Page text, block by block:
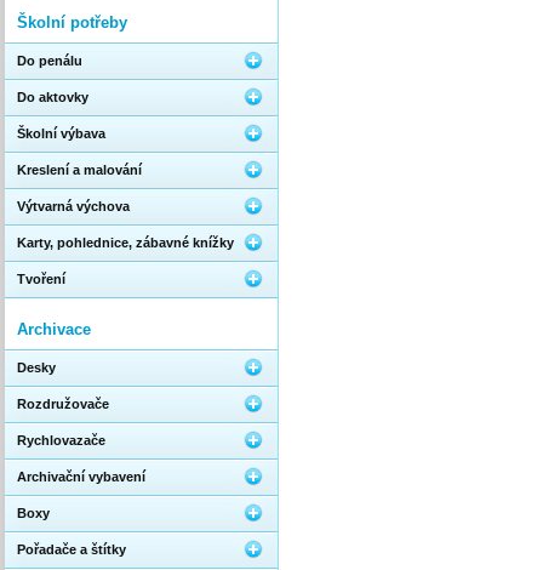
Školní potřeby
Do penálu
Do aktovky
Školní výbava
Kreslení a malování
Výtvarná výchova
Karty, pohlednice, zábavné knížky
Tvoření
Archivace
Desky
Rozdružovače
Rychlovazače
Archivační vybavení
Boxy
Pořadače a štítky